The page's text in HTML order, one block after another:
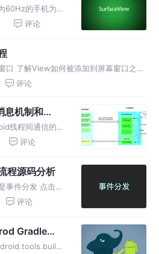
60Hz的手机为
，如果View在
如果单纯继承
评论
口 了解View如何被添加到屏幕窗口之
一个抽象类，提供了绘制窗口的一组
评论
息机制和
线程间通信的常
、
发送消息
评论
程源码分析
事件分发 点击事
到ViewGroup再
评论
Gradle